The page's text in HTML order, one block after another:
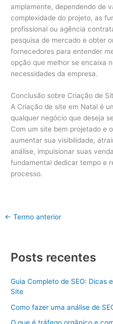
amplamente, dependendo de
complexidade do projeto, as
profissional ou agência
pesquisa de mercado e obter
fornecedores para entender
opção que melhor se encaixa
necessidades da empresa.
Conclusão sobre Criação de
A Criação de site em Natal é
qualquer negócio que deseja
Com um site bem projetado e
aumentar sua visibilidade,
análise, impulsionar suas
fundamental dedicar tempo e
processo.
← Termo anterior
Posts recentes
Guia Completo de SEO: Dicas
Site
Como fazer uma análise de
O que é tráfego orgânico e